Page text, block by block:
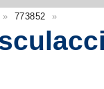
» 773852 »